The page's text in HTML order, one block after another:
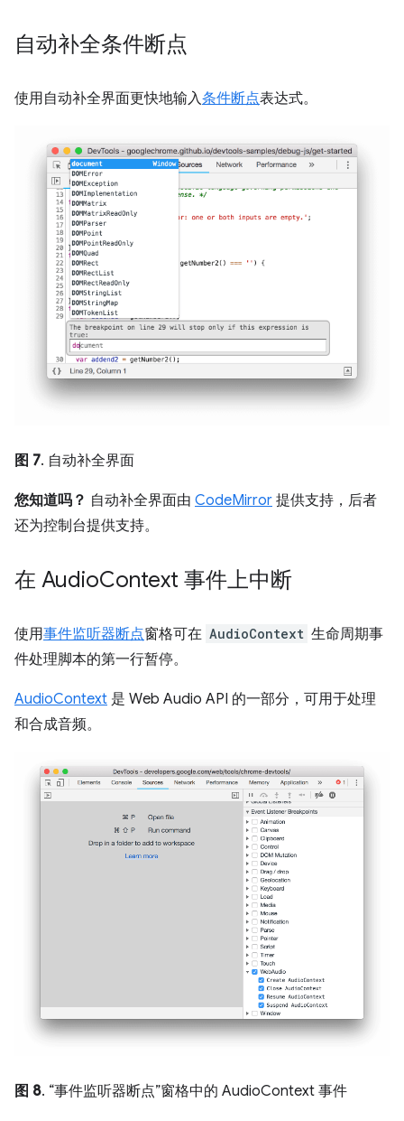
自动补全条件断点
使用自动补全界面更快地输入条件断点表达式。
图 7. 自动补全界面
您知道吗？ 自动补全界面由 CodeMirror 提供支持，后者
还为控制台提供支持。
在 AudioContext 事件上中断
使用事件监听器断点窗格可在 AudioContext 生命周期事
件处理脚本的第一行暂停。
AudioContext 是 Web Audio API 的一部分，可用于处理
和合成音频。
图 8. “事件监听器断点”窗格中的 AudioContext 事件